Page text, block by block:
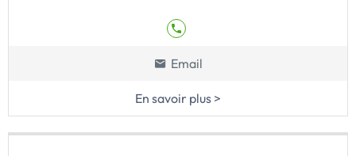
Email
En savoir plus >